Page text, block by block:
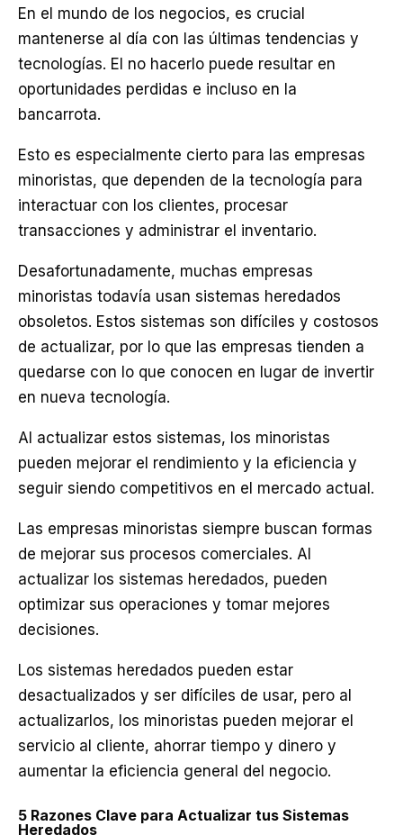
En el mundo de los negocios, es crucial
mantenerse al día con las últimas tendencias y
tecnologías. El no hacerlo puede resultar en
oportunidades perdidas e incluso en la
bancarrota.
Esto es especialmente cierto para las empresas
minoristas, que dependen de la tecnología para
interactuar con los clientes, procesar
transacciones y administrar el inventario.
Desafortunadamente, muchas empresas
minoristas todavía usan sistemas heredados
obsoletos. Estos sistemas son difíciles y costosos
de actualizar, por lo que las empresas tienden a
quedarse con lo que conocen en lugar de invertir
en nueva tecnología.
Al actualizar estos sistemas, los minoristas
pueden mejorar el rendimiento y la eficiencia y
seguir siendo competitivos en el mercado actual.
Las empresas minoristas siempre buscan formas
de mejorar sus procesos comerciales. Al
actualizar los sistemas heredados, pueden
optimizar sus operaciones y tomar mejores
decisiones.
Los sistemas heredados pueden estar
desactualizados y ser difíciles de usar, pero al
actualizarlos, los minoristas pueden mejorar el
servicio al cliente, ahorrar tiempo y dinero y
aumentar la eficiencia general del negocio.
5 Razones Clave para Actualizar tus Sistemas
Heredados